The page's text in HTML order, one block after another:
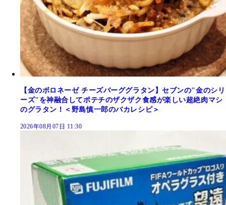
【金のボロネーゼ チーズバーググラタン】セブンの"金のシリ
ーズ"を神融合してポテチのザクザク食感が楽しい超絶肉マシ
のグラタン！＜野島慎一郎のバカレシピ＞
2026年08月07日 11:30